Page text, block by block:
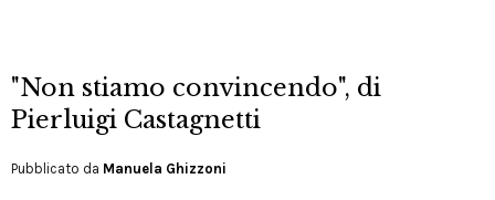
"Non stiamo convincendo", di
Pierluigi Castagnetti
Pubblicato da Manuela Ghizzoni